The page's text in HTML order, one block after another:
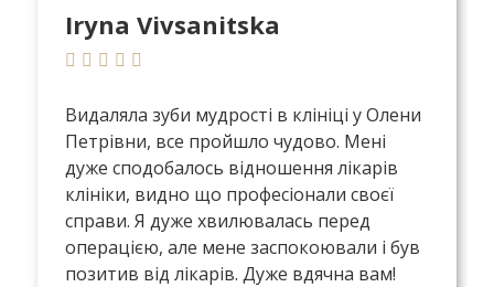
Iryna Vivsanitska
Видаляла зуби мудрості в клініці у Олени
Петрівни, все пройшло чудово. Мені
дуже сподобалось відношення лікарів
клініки, видно що професіонали своєї
справи. Я дуже хвилювалась перед
операцією, але мене заспокоювали і був
позитив від лікарів. Дуже вдячна вам!